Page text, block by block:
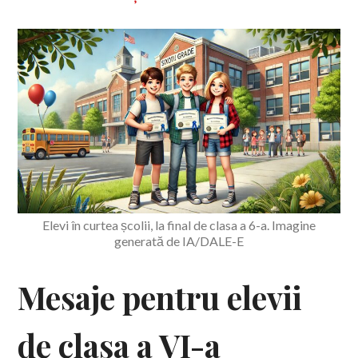
Elevi în curtea școlii, la final de clasa a 6-a. Imagine
generată de IA/DALE-E
Mesaje pentru elevii
de clasa a VI-a